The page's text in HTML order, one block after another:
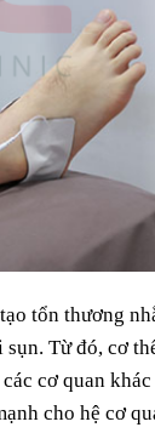
tổn thương
Từ đó, cơ
cơ quan
cho hệ cơ